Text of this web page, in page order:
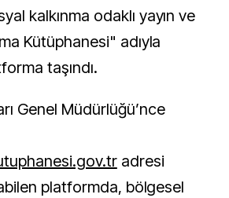
kalkınma odaklı yayın ve
Kütüphanesi" adıyla
taşındı.
Genel Müdürlüğü’nce
adresi
platformda, bölgesel